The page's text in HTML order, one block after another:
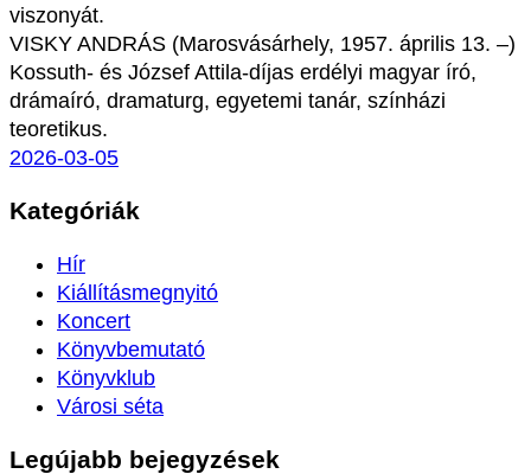
viszonyát.
VISKY ANDRÁS (Marosvásárhely, 1957. április 13. –)
Kossuth- és József Attila-díjas erdélyi magyar író,
drámaíró, dramaturg, egyetemi tanár, színházi
teoretikus.
2026-03-05
Kategóriák
Hír
Kiállításmegnyitó
Koncert
Könyvbemutató
Könyvklub
Városi séta
Legújabb bejegyzések